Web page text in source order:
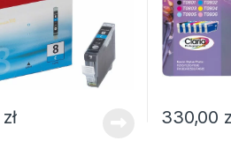
zł 330,00